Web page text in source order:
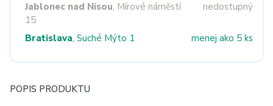
Jablonec nad Nisou, Mírové náměstí
15
nedostupný
Bratislava, Suché Mýto 1 menej ako 5 ks
POPIS PRODUKTU